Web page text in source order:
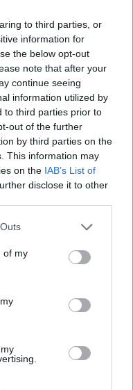
to third parties, or
information for
the below opt-out
note that after your
continue seeing
information utilized by
to third parties prior to
out of the further
by third parties on the
This information may
on the IAB’s List of
disclose it to other
of my
σας να
άγνωστο
– Τι νιώθουν
Πώς να τα